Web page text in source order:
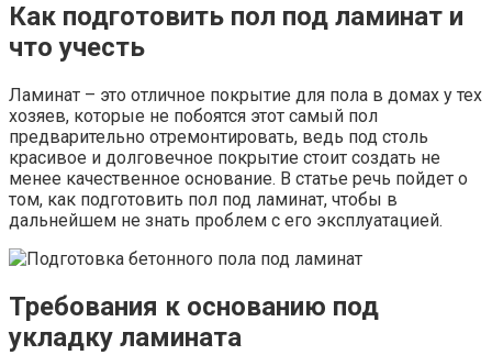
Как подготовить пол под ламинат и
что учесть
Ламинат – это отличное покрытие для пола в домах у тех
хозяев, которые не побоятся этот самый пол
предварительно отремонтировать, ведь под столь
красивое и долговечное покрытие стоит создать не
менее качественное основание. В статье речь пойдет о
том, как подготовить пол под ламинат, чтобы в
дальнейшем не знать проблем с его эксплуатацией.
Требования к основанию под
укладку ламината